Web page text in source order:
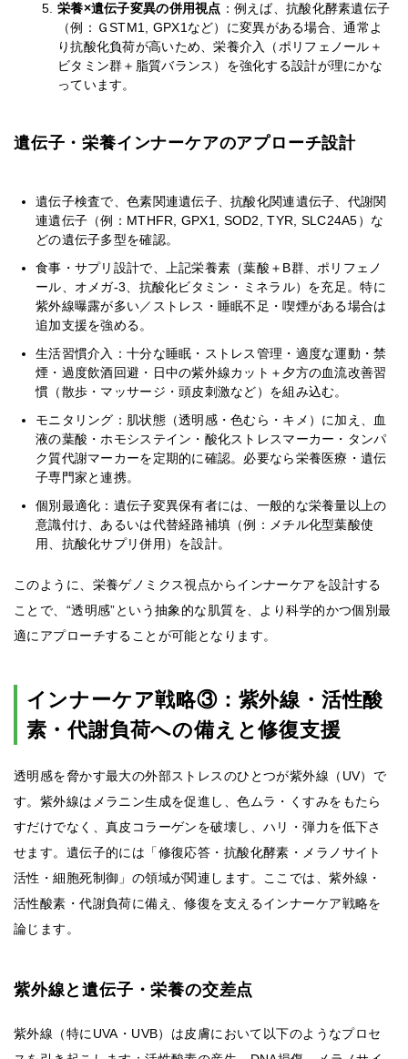
栄養×遺伝子変異の併用視点 ：例えば、抗酸化酵素遺伝子
（例：ＧSTM1, GPX1など）に変異がある場合、通常よ
り抗酸化負荷が高いため、栄養介入（ポリフェノール＋
ビタミン群＋脂質バランス）を強化する設計が理にかな
っています。
遺伝子・栄養インナーケアのアプローチ設計
遺伝子検査で、色素関連遺伝子、抗酸化関連遺伝子、代謝関
連遺伝子（例：MTHFR, GPX1, SOD2, TYR, SLC24A5）な
どの遺伝子多型を確認。
食事・サプリ設計で、上記栄養素（葉酸＋B群、ポリフェノ
ール、オメガ-3、抗酸化ビタミン・ミネラル）を充足。特に
紫外線曝露が多い／ストレス・睡眠不足・喫煙がある場合は
追加支援を強める。
生活習慣介入：十分な睡眠・ストレス管理・適度な運動・禁
煙・過度飲酒回避・日中の紫外線カット＋夕方の血流改善習
慣（散歩・マッサージ・頭皮刺激など）を組み込む。
モニタリング：肌状態（透明感・色むら・キメ）に加え、血
液の葉酸・ホモシステイン・酸化ストレスマーカー・タンパ
ク質代謝マーカーを定期的に確認。必要なら栄養医療・遺伝
子専門家と連携。
個別最適化：遺伝子変異保有者には、一般的な栄養量以上の
意識付け、あるいは代替経路補填（例：メチル化型葉酸使
用、抗酸化サプリ併用）を設計。
このように、栄養ゲノミクス視点からインナーケアを設計する
ことで、“透明感”という抽象的な肌質を、より科学的かつ個別最
適にアプローチすることが可能となります。
インナーケア戦略③：紫外線・活性酸
素・代謝負荷への備えと修復支援
透明感を脅かす最大の外部ストレスのひとつが紫外線（UV）で
す。紫外線はメラニン生成を促進し、色ムラ・くすみをもたら
すだけでなく、真皮コラーゲンを破壊し、ハリ・弾力を低下さ
せます。遺伝子的には「修復応答・抗酸化酵素・メラノサイト
活性・細胞死制御」の領域が関連します。ここでは、紫外線・
活性酸素・代謝負荷に備え、修復を支えるインナーケア戦略を
論じます。
紫外線と遺伝子・栄養の交差点
紫外線（特にUVA・UVB）は皮膚において以下のようなプロセ